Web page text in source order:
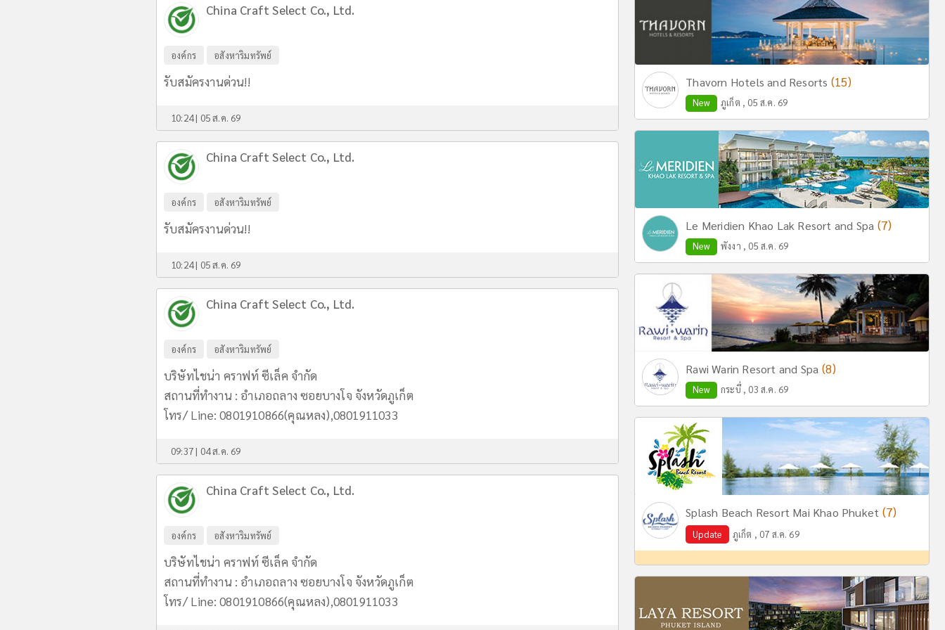
China Craft Select Co., Ltd.
องค์กร อสังหาริมทรัพย์
รับสมัครงานด่วน!!
10:24 | 05 ส.ค. 69
China Craft Select Co., Ltd.
องค์กร อสังหาริมทรัพย์
รับสมัครงานด่วน!!
10:24 | 05 ส.ค. 69
China Craft Select Co., Ltd.
องค์กร อสังหาริมทรัพย์
บริษัทไชน่า คราฟท์ ซีเล็ค จำกัด
สถานที่ทำงาน : อำเภอถลาง ซอยบางโจ จังหวัดภูเก็ต
โทร/ Line: 0801910866(คุณหลง),0801911033
09:37 | 04 ส.ค. 69
China Craft Select Co., Ltd.
องค์กร อสังหาริมทรัพย์
บริษัทไชน่า คราฟท์ ซีเล็ค จำกัด
สถานที่ทำงาน : อำเภอถลาง ซอยบางโจ จังหวัดภูเก็ต
โทร/ Line: 0801910866(คุณหลง),0801911033
Thavorn Hotels and Resorts (15)
New ภูเก็ต , 05 ส.ค. 69
Le Meridien Khao Lak Resort and Spa (7)
New พังงา , 05 ส.ค. 69
Rawi Warin Resort and Spa (8)
New กระบี่ , 03 ส.ค. 69
Splash Beach Resort Mai Khao Phuket (7)
Update ภูเก็ต , 07 ส.ค. 69